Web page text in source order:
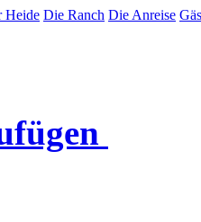
Heide Die Ranch Die Anreise